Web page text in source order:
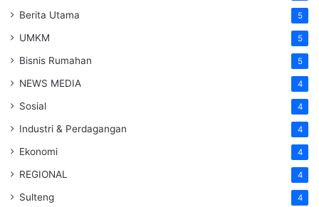
Berita Utama 5
UMKM 5
Bisnis Rumahan 5
NEWS MEDIA 4
Sosial 4
Industri & Perdagangan 4
Ekonomi 4
REGIONAL 4
Sulteng 4